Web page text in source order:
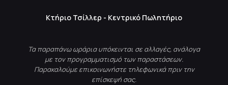
Κτήριο Τσίλλερ - Κεντρικό Πωλητήριο
Τα παραπάνω ωράρια υπόκεινται σε αλλαγές, ανάλογα
με τον προγραμματισμό των παραστάσεων.
Παρακαλούμε επικοινωνήστε τηλεφωνικά πριν την
επίσκεψή σας.